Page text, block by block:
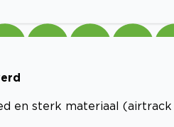
en sterk materiaal